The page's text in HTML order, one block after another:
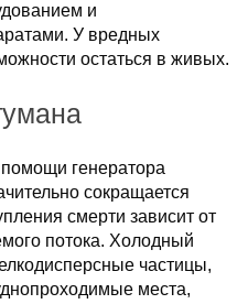
и
У вредных
остаться в живых.
генератора
сокращается
смерти зависит от
потока. Холодный
частицы,
места,